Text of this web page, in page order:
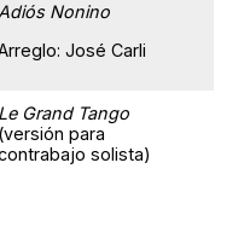
Adiós Nonino
José Carli
Le Grand Tango
(versión para
solista)